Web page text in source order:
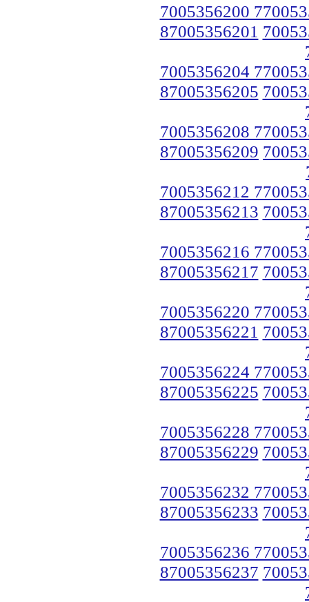
7005356200
87005356201
7005356204
87005356205
7005356208
87005356209
7005356212
87005356213
7005356216
87005356217
7005356220
87005356221
7005356224
87005356225
7005356228
87005356229
7005356232
87005356233
7005356236
87005356237